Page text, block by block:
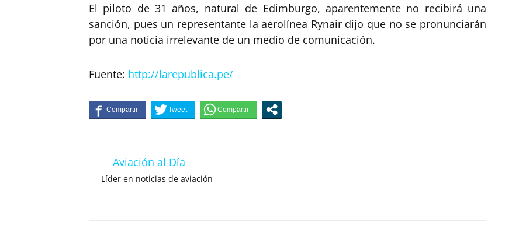
El piloto de 31 años, natural de Edimburgo, aparentemente no recibirá una
sanción, pues un representante la aerolínea Rynair dijo que no se pronunciarán
por una noticia irrelevante de un medio de comunicación.
Fuente: http://larepublica.pe/
Aviación al Día
Líder en noticias de aviación